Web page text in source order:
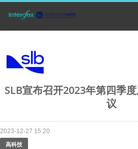
SLB宣布召开2023年第四季
议
2023-12-27 15:20
高科技